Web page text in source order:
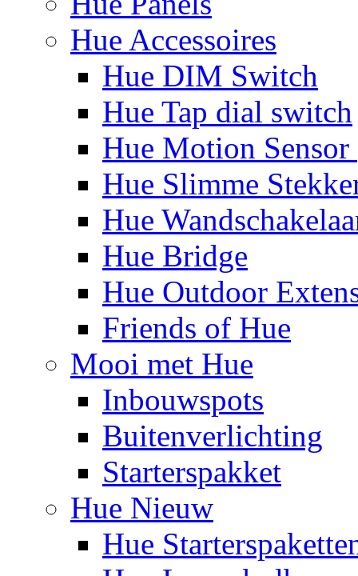
Hue Accessoires
Hue DIM Switch
Hue Tap dial switch
Hue Motion Sensor
Hue Slimme
Hue
Hue Bridge
Hue Outdoor
Friends of Hue
Mooi met Hue
Inbouwspots
Buitenverlichting
Starterspakket
Hue Nieuw
Hue